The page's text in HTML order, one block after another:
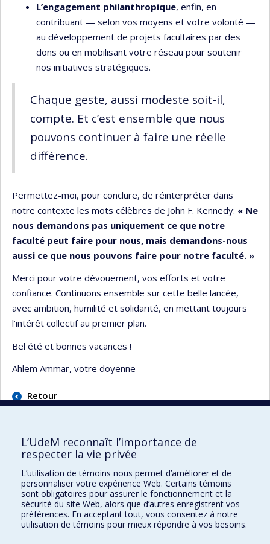
L’engagement philanthropique, enfin, en
contribuant — selon vos moyens et votre volonté —
au développement de projets facultaires par des
dons ou en mobilisant votre réseau pour soutenir
nos initiatives stratégiques.
Chaque geste, aussi modeste soit-il,
compte. Et c’est ensemble que nous
pouvons continuer à faire une réelle
différence.
Permettez-moi, pour conclure, de réinterpréter dans
notre contexte les mots célèbres de John F. Kennedy: « Ne
nous demandons pas uniquement ce que notre
faculté peut faire pour nous, mais demandons-nous
aussi ce que nous pouvons faire pour notre faculté. »
Merci pour votre dévouement, vos efforts et votre
confiance. Continuons ensemble sur cette belle lancée,
avec ambition, humilité et solidarité, en mettant toujours
l’intérêt collectif au premier plan.
Bel été et bonnes vacances !
Ahlem Ammar, votre doyenne
Retour
Faculté des sciences de l'éducation
Pavillon Marie-Victorin
90, avenue Vincent-d'Indy
Montréal (Québec) H2V 2S9
L’UdeM reconnaît l’importance de
respecter la vie privée
L’utilisation de témoins nous permet d’améliorer et de
personnaliser votre expérience Web. Certains témoins
sont obligatoires pour assurer le fonctionnement et la
sécurité du site Web, alors que d’autres enregistrent vos
préférences. En acceptant tout, vous consentez à notre
utilisation de témoins pour mieux répondre à vos besoins.